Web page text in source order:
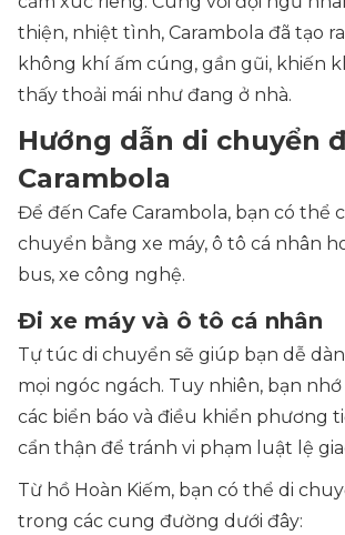
thiện, nhiệt tình, Carambola đã tạo
không khí ấm cúng, gần gũi, khiến
thấy thoải mái như đang ở nhà.
Hướng dẫn di chuyển
Carambola
Để đến Cafe Carambola, bạn có thể
chuyển bằng xe máy, ô tô cá nhân
bus, xe công nghệ.
Đi xe máy và ô tô cá nhân
Tự túc di chuyển sẽ giúp bạn dễ
mọi ngóc ngách. Tuy nhiên, bạn
các biển báo và điều khiển phương
cẩn thận để tránh vi phạm luật lệ
Từ hồ Hoàn Kiếm, bạn có thể di
trong các cung đường dưới đây: